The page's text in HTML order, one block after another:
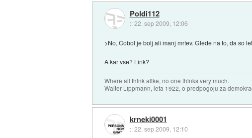
Poldi112
::22. sep 2009, 12:06
>No, Cobol je bolj ali manj mrtev. Glede na to, da so
A kar vse? Link?
Where all think alike, no one thinks very much.
Walter Lippmann, leta 1922, o predpogoju za
krneki0001
::22. sep 2009, 12:10